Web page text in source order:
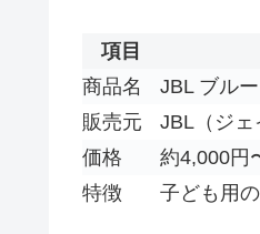
項目
商品名
JBL ブル
販売元
JBL（ジェ
価格
約4,000円
特徴
子ども用